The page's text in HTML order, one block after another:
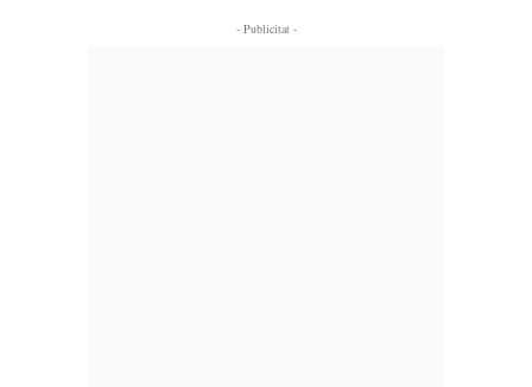
- Publicitat -